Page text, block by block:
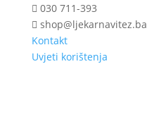
030 711-393
shop@ljekarnavitez.ba
Kontakt
Uvjeti korištenja